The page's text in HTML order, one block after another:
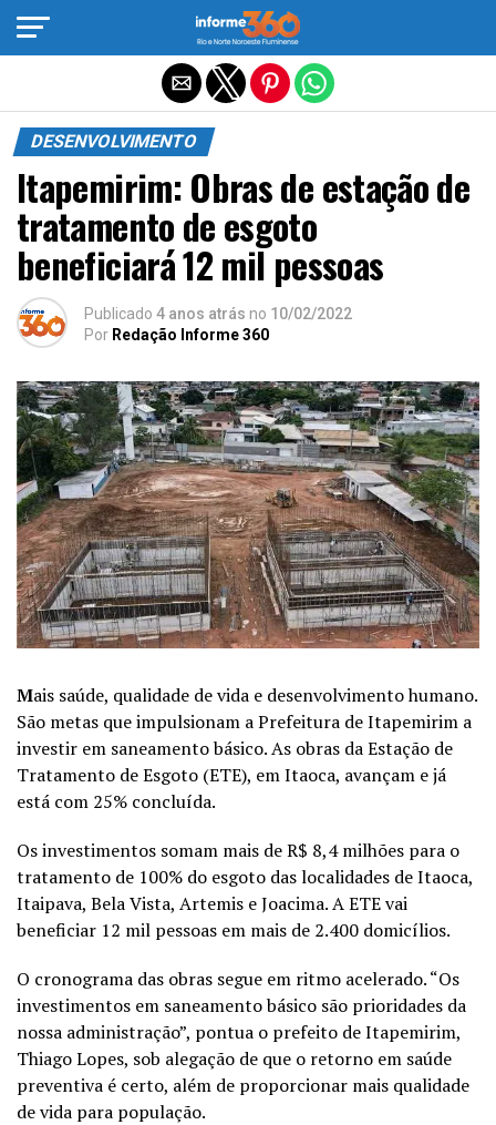
DESENVOLVIMENTO
Itapemirim: Obras de estação de
tratamento de esgoto
beneficiará 12 mil pessoas
Publicado 4 anos atrás no 10/02/2022
Por Redação Informe 360
Mais saúde, qualidade de vida e desenvolvimento humano.
São metas que impulsionam a Prefeitura de Itapemirim a
investir em saneamento básico. As obras da Estação de
Tratamento de Esgoto (ETE), em Itaoca, avançam e já
está com 25% concluída.
Os investimentos somam mais de R$ 8,4 milhões para o
tratamento de 100% do esgoto das localidades de Itaoca,
Itaipava, Bela Vista, Artemis e Joacima. A ETE vai
beneficiar 12 mil pessoas em mais de 2.400 domicílios.
O cronograma das obras segue em ritmo acelerado. “Os
investimentos em saneamento básico são prioridades da
nossa administração”, pontua o prefeito de Itapemirim,
Thiago Lopes, sob alegação de que o retorno em saúde
preventiva é certo, além de proporcionar mais qualidade
de vida para população.
Sair da versão mobile